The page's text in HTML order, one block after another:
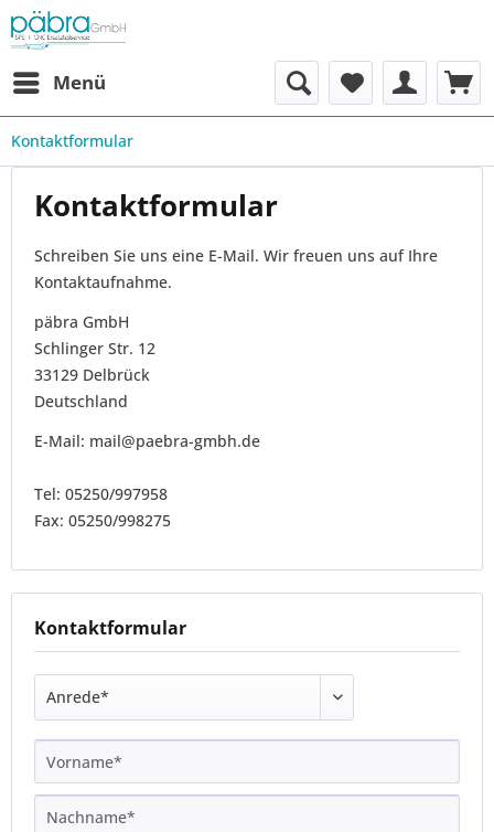
Menü
Kontaktformular
Kontaktformular
Schreiben Sie uns eine E-Mail. Wir freuen uns auf Ihre
Kontaktaufnahme.
päbra GmbH
Schlinger Str. 12
33129 Delbrück
Deutschland
E-Mail: mail@paebra-gmbh.de
Tel: 05250/997958
Fax: 05250/998275
Kontaktformular